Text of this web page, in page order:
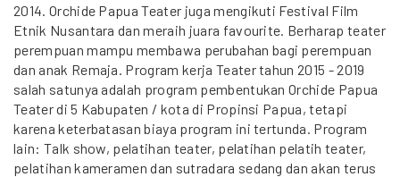
2014. Orchide Papua Teater juga mengikuti Festival Film
Etnik Nusantara dan meraih juara favourite. Berharap teater
perempuan mampu membawa perubahan bagi perempuan
dan anak Remaja. Program kerja Teater tahun 2015 - 2019
salah satunya adalah program pembentukan Orchide Papua
Teater di 5 Kabupaten / kota di Propinsi Papua, tetapi
karena keterbatasan biaya program ini tertunda. Program
lain: Talk show, pelatihan teater, pelatihan pelatih teater,
pelatihan kameramen dan sutradara sedang dan akan terus